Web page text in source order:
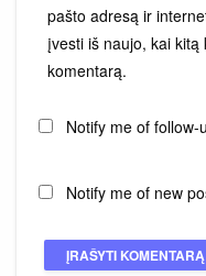
pašto adresą ir
įvesti iš naujo, kai
komentarą.
Notify me of
Notify me of new